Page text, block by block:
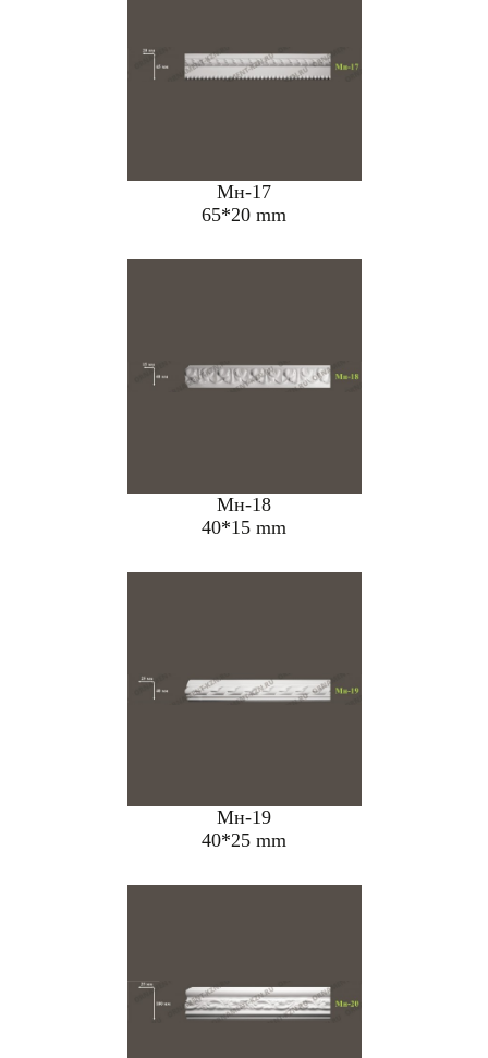
Мн-17
65*20 mm
Мн-18
40*15 mm
Мн-19
40*25 mm